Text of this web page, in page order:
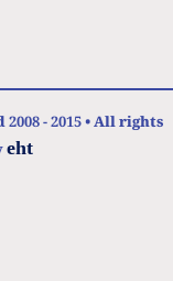
- 2015 • All rights
eht